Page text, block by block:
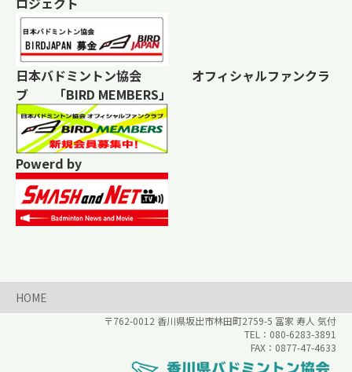
日本バドミントン協会 オフィシャルファンクラ
ブ 「BIRD MEMBERS」
Powerd by
HOME
〒762-0012 香川県坂出市林田町2759-5 冨家 寿人 気付
080-6283-3891
0877-47-4633